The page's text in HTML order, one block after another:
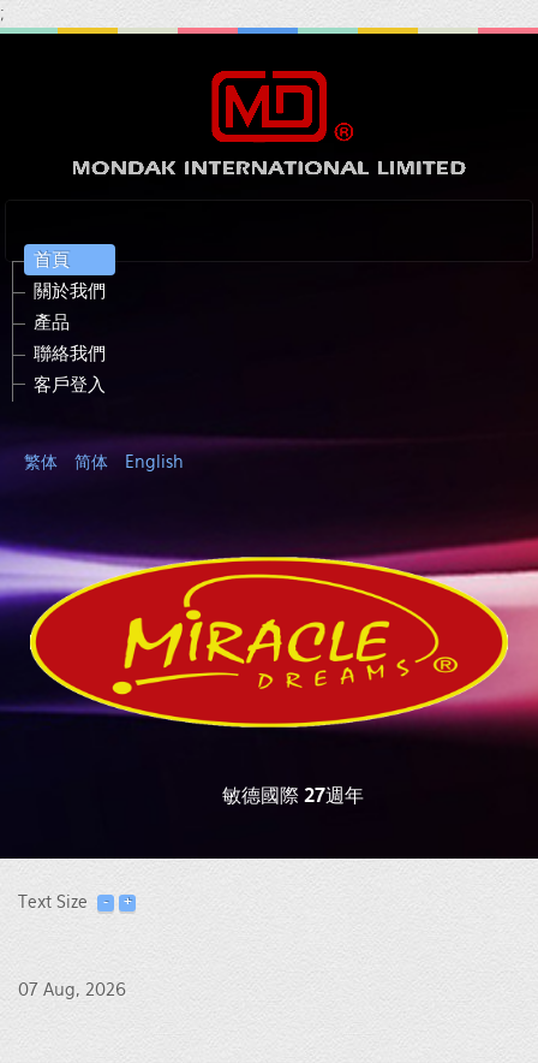
;
首頁
關於我們
產品
聯絡我們
客戶登入
繁体 简体 English
敏德國際 27週年
Text Size
07 Aug, 2026